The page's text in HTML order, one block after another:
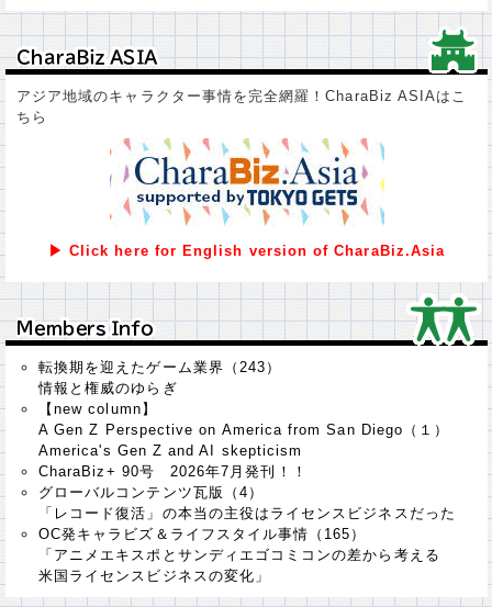
ＣｈａｒａＢｉｚ ＡＳＩＡ
ＣｈａｒａＢｉｚ ＡＳＩＡ
アジア地域のキャラクター事情を完全網羅！CharaBiz ASIAはこ
ちら
▶ Click here for English version of CharaBiz.Asia
Ｍｅｍｂｅｒｓ Ｉｎｆｏ
Ｍｅｍｂｅｒｓ Ｉｎｆｏ
転換期を迎えたゲーム業界（243）
情報と権威のゆらぎ
【new column】
A Gen Z Perspective on America from San Diego（１）
America's Gen Z and AI skepticism
CharaBiz+ 90号 2026年7月発刊！！
グローバルコンテンツ瓦版（4）
「レコード復活」の本当の主役はライセンスビジネスだった
OC発キャラビズ＆ライフスタイル事情（165）
「アニメエキスポとサンディエゴコミコンの差から考える
米国ライセンスビジネスの変化」